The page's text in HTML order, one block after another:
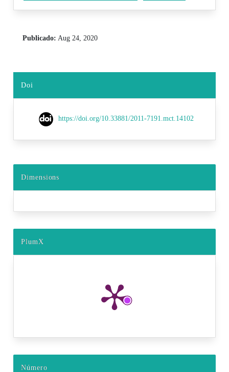
Publicado: Aug 24, 2020
Doi
https://doi.org/10.33881/2011-7191.mct.14102
Dimensions
PlumX
Número